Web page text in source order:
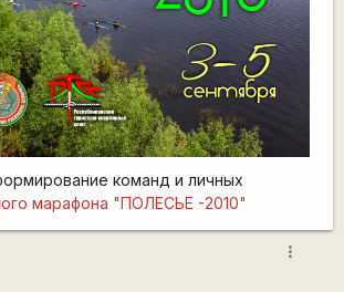
команд и личных
марафона "ПОЛЕСЬЕ -2010"
more_vert